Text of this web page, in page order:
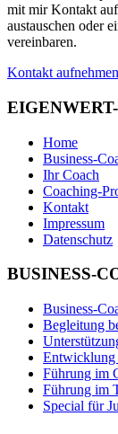
mit mir Kontakt
austauschen oder
vereinbaren.
Kontakt aufnehmen
Home
Business-
Ihr Coach
Coaching-
Kontakt
Impressum
Datenschutz
BUSINESS-
Business-
Begleitung
Entwicklung
Führung im
Führung im
Special für